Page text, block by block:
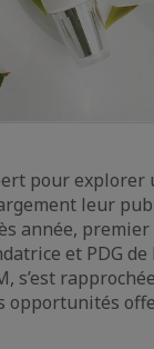
pour explorer
leur
année,
et PDG
s’est
opportunités